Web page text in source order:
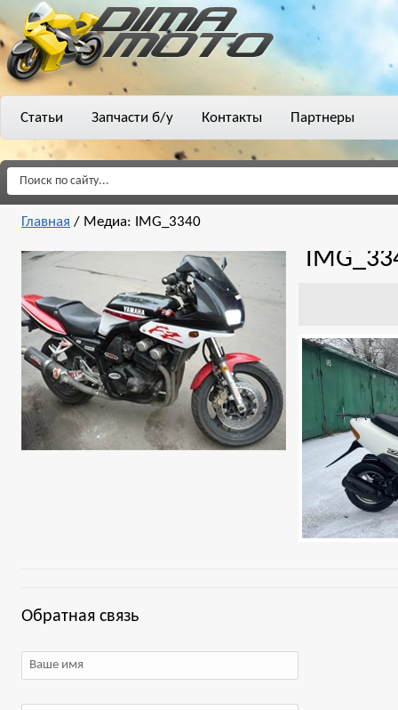
Статьи Запчасти б/у Контакты Партнеры
Главная / Медиа: IMG_3340
Обратная связь